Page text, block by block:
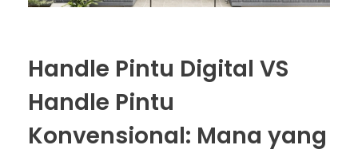
Handle Pintu Digital VS
Handle Pintu
Konvensional: Mana yang